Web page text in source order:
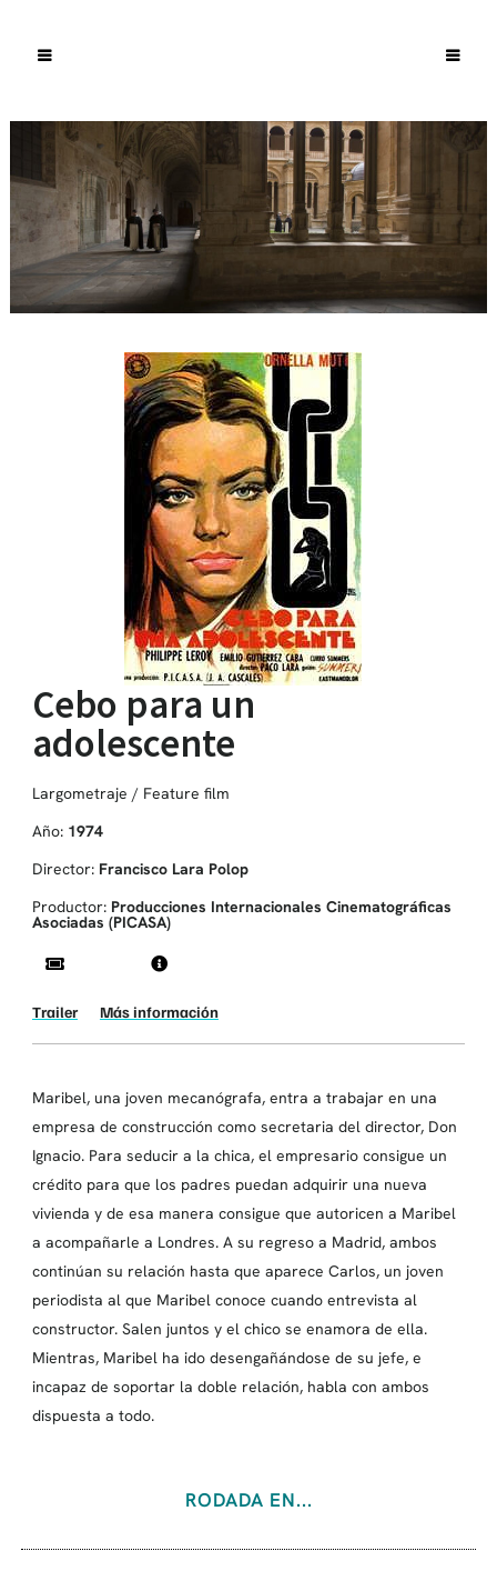
Cebo para un
adolescente
Largometraje / Feature film
Año: 1974
Director: Francisco Lara Polop
Productor: Producciones Internacionales Cinematográficas
Asociadas (PICASA)
Trailer Más información
Maribel, una joven mecanógrafa, entra a trabajar en una
empresa de construcción como secretaria del director, Don
Ignacio. Para seducir a la chica, el empresario consigue un
crédito para que los padres puedan adquirir una nueva
vivienda y de esa manera consigue que autoricen a Maribel
a acompañarle a Londres. A su regreso a Madrid, ambos
continúan su relación hasta que aparece Carlos, un joven
periodista al que Maribel conoce cuando entrevista al
constructor. Salen juntos y el chico se enamora de ella.
Mientras, Maribel ha ido desengañándose de su jefe, e
incapaz de soportar la doble relación, habla con ambos
dispuesta a todo.
RODADA EN...